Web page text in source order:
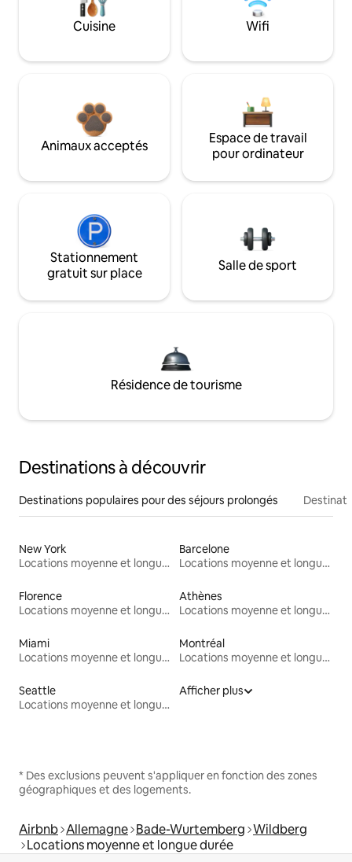
Cuisine Wifi
Animaux acceptés
Espace de travail
pour ordinateur
Stationnement
gratuit sur place
Salle de sport
Résidence de tourisme
Destinations à découvrir
Destinations populaires pour des séjours prolongés
New York
Locations moyenne et longue durée
Barcelone
Locations moyenne et longue durée
Florence
Locations moyenne et longue durée
Athènes
Locations moyenne et longue durée
Miami
Locations moyenne et longue durée
Montréal
Locations moyenne et longue durée
Seattle
Locations moyenne et longue durée
Afficher plus
* Des exclusions peuvent s'appliquer en fonction des zones
géographiques et des logements.
Airbnb Allemagne Bade-Wurtemberg Wildberg
Locations moyenne et longue durée